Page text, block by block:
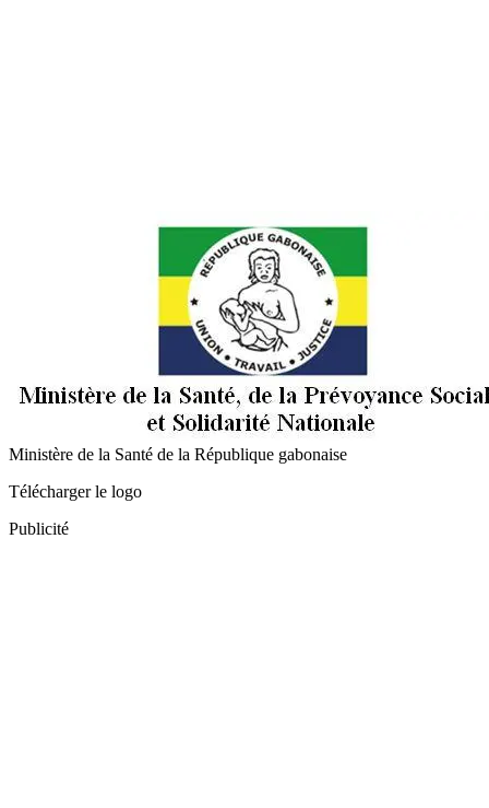
Ministère de la Santé de la République gabonaise
Télécharger le logo
Publicité